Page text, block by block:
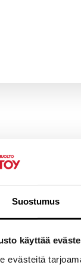
Suostumus
käyttää
evästeitä